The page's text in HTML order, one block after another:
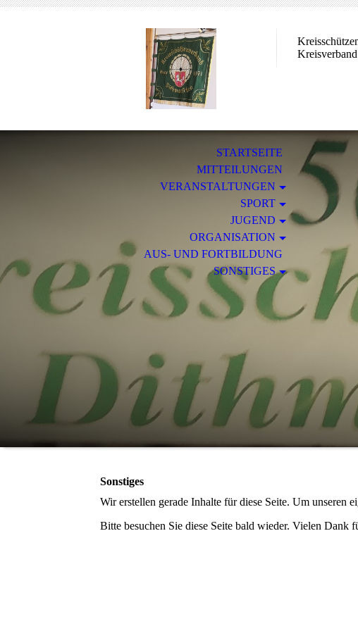
STARTSEITE
MITTEILUNGEN
VERANSTALTUNGEN
SPORT
JUGEND
ORGANISATION
AUS- UND FORTBILDUNG
SONSTIGES
Sonstiges
Wir erstellen gerade Inhalte für diese Seite. Um unseren
Bitte besuchen Sie diese Seite bald wieder. Vielen Dank